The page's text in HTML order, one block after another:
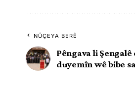
NÛÇEYA BERÊ
Pêngava li Şengalê
duyemîn wê bibe